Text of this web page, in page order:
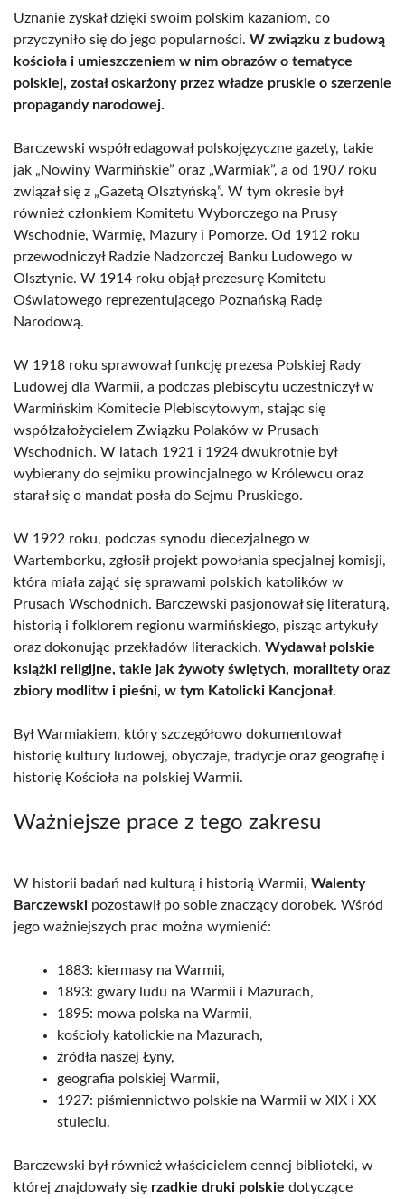
Uznanie zyskał dzięki swoim polskim kazaniom, co
przyczyniło się do jego popularności. W związku z budową
kościoła i umieszczeniem w nim obrazów o tematyce
polskiej, został oskarżony przez władze pruskie o szerzenie
propagandy narodowej.
Barczewski współredagował polskojęzyczne gazety, takie
jak „Nowiny Warmińskie” oraz „Warmiak”, a od 1907 roku
związał się z „Gazetą Olsztyńską”. W tym okresie był
również członkiem Komitetu Wyborczego na Prusy
Wschodnie, Warmię, Mazury i Pomorze. Od 1912 roku
przewodniczył Radzie Nadzorczej Banku Ludowego w
Olsztynie. W 1914 roku objął prezesurę Komitetu
Oświatowego reprezentującego Poznańską Radę
Narodową.
W 1918 roku sprawował funkcję prezesa Polskiej Rady
Ludowej dla Warmii, a podczas plebiscytu uczestniczył w
Warmińskim Komitecie Plebiscytowym, stając się
współzałożycielem Związku Polaków w Prusach
Wschodnich. W latach 1921 i 1924 dwukrotnie był
wybierany do sejmiku prowincjalnego w Królewcu oraz
starał się o mandat posła do Sejmu Pruskiego.
W 1922 roku, podczas synodu diecezjalnego w
Wartemborku, zgłosił projekt powołania specjalnej komisji,
która miała zająć się sprawami polskich katolików w
Prusach Wschodnich. Barczewski pasjonował się literaturą,
historią i folklorem regionu warmińskiego, pisząc artykuły
oraz dokonując przekładów literackich. Wydawał polskie
książki religijne, takie jak żywoty świętych, moralitety oraz
zbiory modlitw i pieśni, w tym Katolicki Kancjonał.
Był Warmiakiem, który szczegółowo dokumentował
historię kultury ludowej, obyczaje, tradycje oraz geografię i
historię Kościoła na polskiej Warmii.
Ważniejsze prace z tego zakresu
W historii badań nad kulturą i historią Warmii, Walenty
Barczewski pozostawił po sobie znaczący dorobek. Wśród
jego ważniejszych prac można wymienić:
1883: kiermasy na Warmii,
1893: gwary ludu na Warmii i Mazurach,
1895: mowa polska na Warmii,
kościoły katolickie na Mazurach,
źródła naszej Łyny,
geografia polskiej Warmii,
1927: piśmiennictwo polskie na Warmii w XIX i XX
stuleciu.
Barczewski był również właścicielem cennej biblioteki, w
której znajdowały się rzadkie druki polskie dotyczące